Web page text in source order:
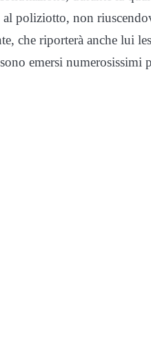
al poliziotto, non
che riporterà anche lui
emersi numerosissimi